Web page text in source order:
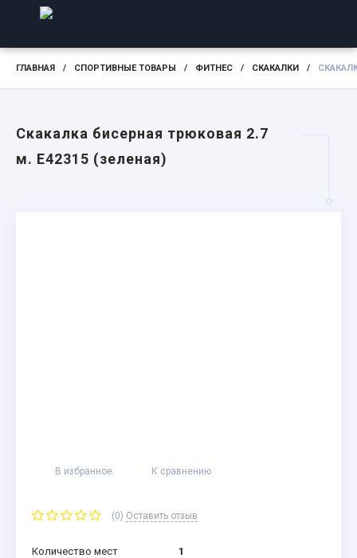
ГЛАВНАЯ / СПОРТИВНЫЕ ТОВАРЫ / ФИТНЕС / СКАКАЛКИ /
Скакалка бисерная трюковая 2.7
м. E42315 (зеленая)
В избранное К сравнению
(0) Оставить отзыв
Количество мест
1